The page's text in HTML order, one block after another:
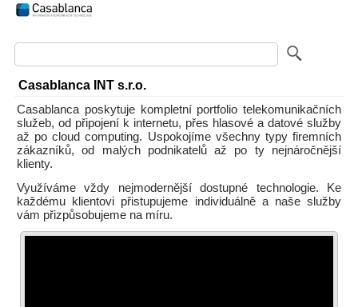
Casablanca INT s.r.o.
Casablanca poskytuje kompletní portfolio telekomunikačních
služeb, od připojení k internetu, přes hlasové a datové služby
až po cloud computing. Uspokojíme všechny typy firemních
zákazníků, od malých podnikatelů až po ty nejnáročnější
klienty.
Využíváme vždy nejmodernější dostupné technologie. Ke
každému klientovi přistupujeme individuálně a naše služby
vám přizpůsobujeme na míru.